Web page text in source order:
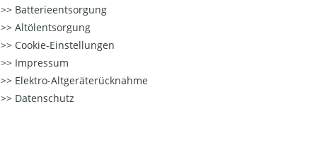
Batterieentsorgung
Altölentsorgung
Cookie-Einstellungen
Impressum
Elektro-Altgeräterücknahme
Datenschutz